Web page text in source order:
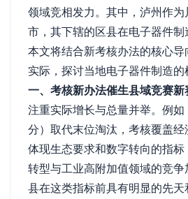
领域竞相发力。其中，泸州作
市，其下辖的区县在电子器件制
本文将结合新考核办法的核心
实际，探讨当地电子器件制造
一、考核新办法催生县域竞赛新
注重实际增长与总量并举。例
分）取代末位淘汰，考核覆盖
体现生态要求和数字转向的指
转型与工业高附加值领域的竞
县在这类指标前具有明显的先